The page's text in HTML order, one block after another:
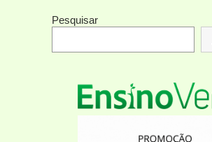
Pesquisar